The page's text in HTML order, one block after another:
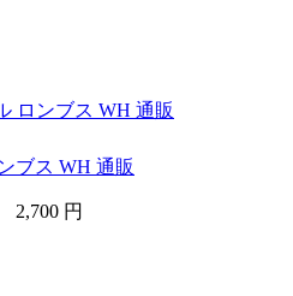
ブス WH 通販
2,700 円